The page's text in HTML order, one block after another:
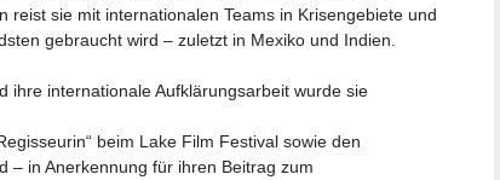
reist sie mit internationalen Teams in Krisengebiete und
gebraucht wird – zuletzt in Mexiko und Indien.
ihre internationale Aufklärungsarbeit wurde sie
beim Lake Film Festival sowie den
– in Anerkennung für ihren Beitrag zum